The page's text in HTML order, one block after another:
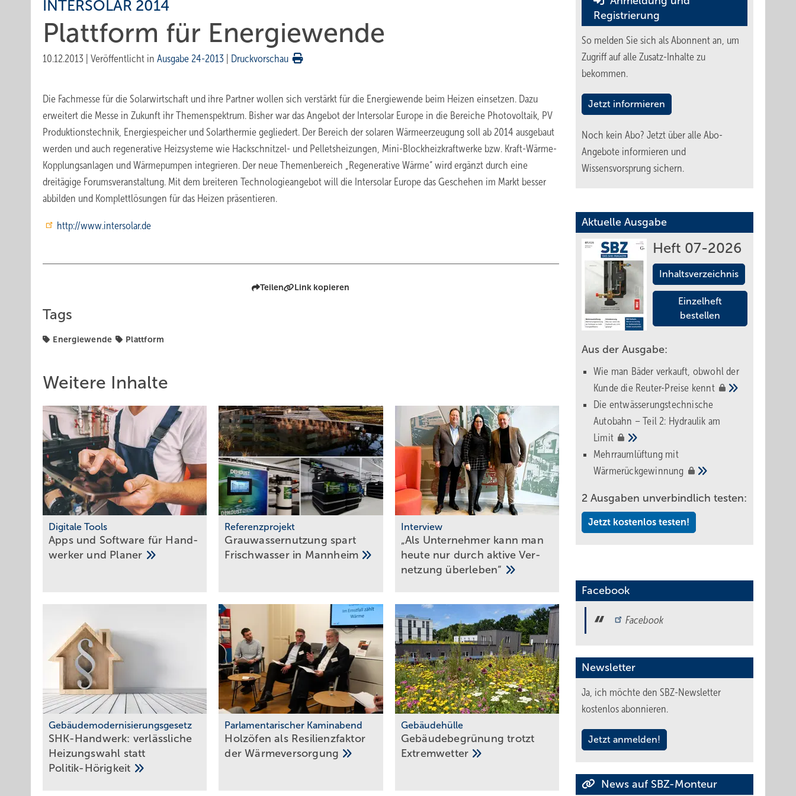
INTERSOLAR 2014
Plattform für Energiewende
10.12.2013 Veröffentlicht in Ausgabe 24-2013 Druckvorschau
Die Fachmesse für die Solarwirtschaft und ihre Partner wollen sich verstärkt für die Energiewende beim Heizen einsetzen. Dazu
erweitert die Messe in Zukunft ihr Themenspektrum. Bisher war das Angebot der Intersolar Europe in die Bereiche Photovoltaik, PV
Produktionstechnik, Energiespeicher und Solarthermie gegliedert. Der Bereich der solaren Wärmeerzeugung soll ab 2014 ausgebaut
werden und auch regenerative Heizsysteme wie Hackschnitzel- und Pelletsheizungen, Mini-Blockheizkraftwerke bzw. Kraft-Wärme-
Kopplungsanlagen und Wärmepumpen integrieren. Der neue Themenbereich „Regenerative Wärme“ wird ergänzt durch eine
dreitägige Forumsveranstaltung. Mit dem breiteren Technologieangebot will die Intersolar Europe das Geschehen im Markt besser
abbilden und Komplettlösungen für das Heizen präsentieren.
http://www.intersolar.de
Teilen Link kopieren
Tags
Energiewende Plattform
Weitere Inhalte
Digitale Tools
Apps und Soft­ware für Hand­
werker und Planer
Referenzprojekt
Grauwassernutzung spart
Frisch­was­ser in Mann­heim
Interview
„Als Unternehmer kann man
heute nur durch ak­ti­ve Ver­
net­zung über­le­ben“
Gebäudemodernisierungsgesetz
SHK-Handwerk: ver­läss­li­che
Hei­zungs­wahl statt
Po­li­tik-Hö­rig­keit
Parlamentarischer Kaminabend
Holzöfen als Resilienz­fak­tor
derWärme­ver­sor­gung
Gebäudehülle
Gebäude­be­grü­nung trotzt
Ex­trem­wet­ter
Registrierung
So melden Sie sich als Abonnent an, um
Zugriff auf alle Zusatz-Inhalte zu
bekommen.
Jetzt informieren
Noch kein Abo? Jetzt über alle Abo-
Angebote informieren und
Wissensvorsprung sichern.
Aktuelle Ausgabe
Heft 07-2026
Inhaltsverzeichnis
Einzelheft
bestellen
Aus der Ausgabe:
Wie man Bäder verkauft, obwohl der
Kunde die Reuter-Preise kennt
Die entwässerungstechnische
Autobahn – Teil 2: Hydraulik am
Limit
Mehrraumlüftung mit
Wärmerückgewinnung
2 Ausgaben unverbindlich testen:
Jetzt kostenlos testen!
Facebook
Facebook
Newsletter
Ja, ich möchte den SBZ-Newsletter
kostenlos abonnieren.
Jetzt anmelden!
News auf SBZ-Monteur